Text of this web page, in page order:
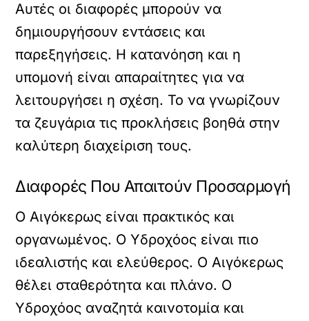
Αυτές οι διαφορές μπορούν να
δημιουργήσουν εντάσεις και
παρεξηγήσεις. Η κατανόηση και η
υπομονή είναι απαραίτητες για να
λειτουργήσει η σχέση. Το να γνωρίζουν
τα ζευγάρια τις προκλήσεις βοηθά στην
καλύτερη διαχείριση τους.
Διαφορές Που Απαιτούν Προσαρμογή
Ο Αιγόκερως είναι πρακτικός και
οργανωμένος. Ο Υδροχόος είναι πιο
ιδεαλιστής και ελεύθερος. Ο Αιγόκερως
θέλει σταθερότητα και πλάνο. Ο
Υδροχόος αναζητά καινοτομία και